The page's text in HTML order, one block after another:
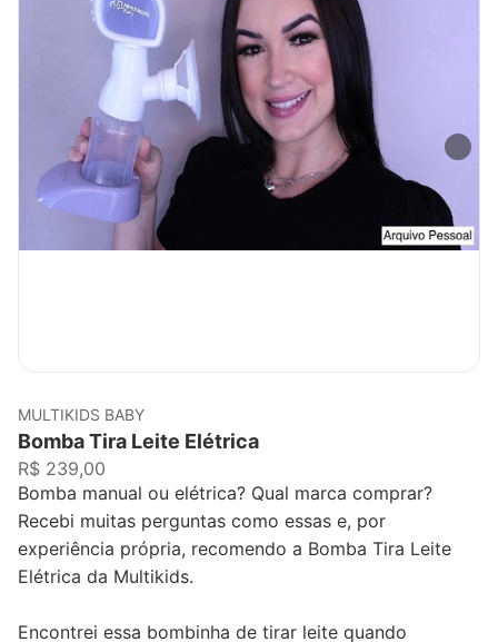
MULTIKIDS BABY
Bomba Tira Leite Elétrica
R$ 239,00
Bomba manual ou elétrica? Qual marca comprar?
Recebi muitas perguntas como essas e, por
experiência própria, recomendo a Bomba Tira Leite
Elétrica da Multikids.
Encontrei essa bombinha de tirar leite quando